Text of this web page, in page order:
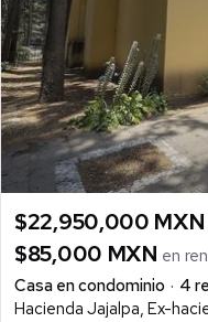
$22,950,000 MXN
$85,000 MXN en
Casa en condominio
4
Hacienda Jajalpa, Ex-